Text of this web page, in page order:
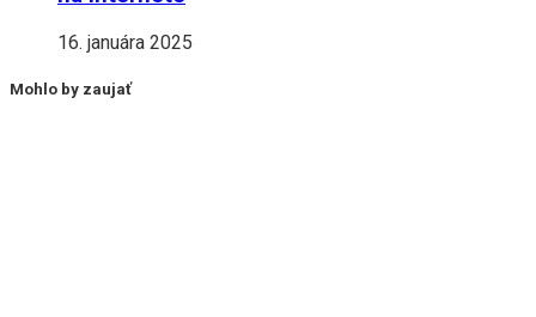
16. januára 2025
Mohlo by zaujať